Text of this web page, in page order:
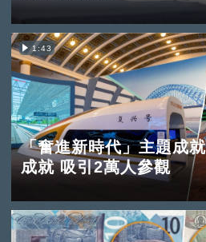
1:43
「奮進新時代」主題成
成就 吸引2萬人參觀